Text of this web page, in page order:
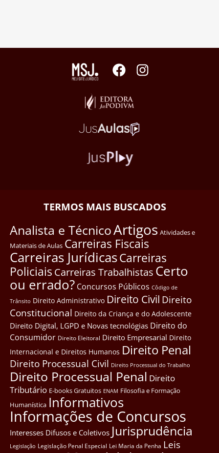
TERMOS MAIS BUSCADOS
Analista e TécnicoArtigos Atividades e
Materiais de Aulas Carreiras Fiscais
Carreiras JurídicasCarreiras
Policiais Carreiras Trabalhistas Certo
ou errado? Concursos Públicos Côdigo de
Trânsito Direito Administrativo Direito Civil Direito
Constitucional Direito da Criança e do Adolescente
Direito Digital, LGPD e Novas tecnológias Direito do
Consumidor Direito Eleitoral Direito Empresarial Direito
Internacional e Direitos Humanos Direito Penal
Direito Processual Civil Direito Processual do Trabalho
Direito Processual Penal Direito
Tributário E-books Gratuitos ENAM Filosofia e Formação
Humanística Informativos
Informações de Concursos
Interesses Difusos e Coletivos Jurisprudência
Legislação Legislação Penal Especial Lei Maria da Penha Leis